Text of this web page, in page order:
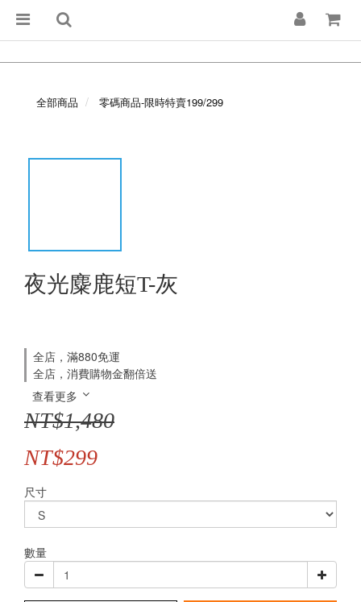
全部商品 零碼商品-限時特賣199/299
夜光麋鹿短T-灰
全店，滿880免運
全店，消費購物金翻倍送
查看更多
NT$1,480
NT$299
尺寸
數量